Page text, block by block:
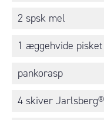
2 spsk mel
1 æggehvide pisket
pankorasp
4 skiver Jarlsberg®